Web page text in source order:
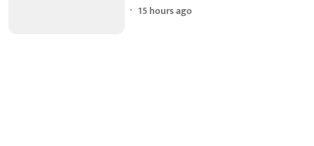
15 hours ago